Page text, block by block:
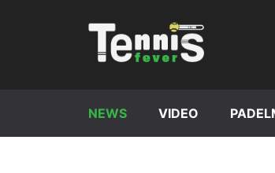
NEWS VIDEO